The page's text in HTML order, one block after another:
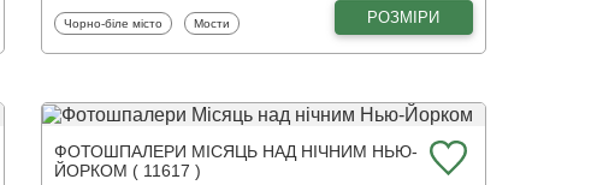
Фотошпалери
Чорно-біле місто Фотошпалери
Мости РОЗМІРИ
ФОТОШПАЛЕРИ МІСЯЦЬ НАД НІЧНИМ НЬЮ-
ЙОРКОМ ( 11617 )